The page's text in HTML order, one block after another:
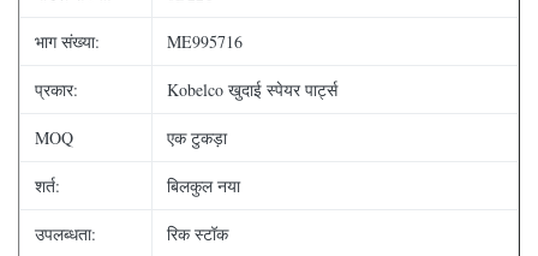
भाग संख्या: ME995716
प्रकार: Kobelco खुदाई स्पेयर पार्ट्स
MOQ एक टुकड़ा
शर्त: बिलकुल नया
उपलब्धता: रिक स्टॉक